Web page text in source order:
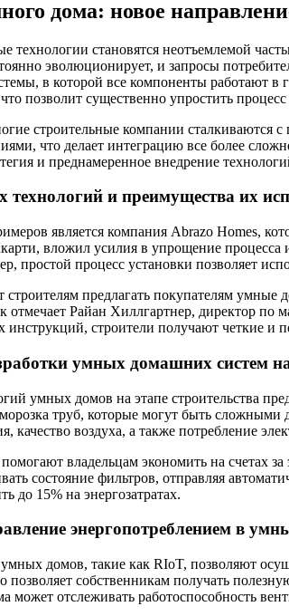
дома: новое
технологии становятся неотъемлемой
эволюционирует, и запросы
в которой все компоненты работают
позволит существенно упростить
строительные компании сталкиваются
что делает интеграцию все более
и преднамеренное внедрение
и преимущества их
является компания Abrazo Homes,
вложил усилия в упрощение процесса
простой процесс установки позволяет
строителям предлагать покупателям
отмечает Райан Хиллгартнер, директор по
строители получают четкие и
умных домашних систем на
умных домов на этапе строительства
труб, которые могут быть сложными
качество воздуха, а также потребление
владельцам экономить на счетах
состояние фильтров, отправляя
до 15% на энергозатратах.
энергопотреблением в
домов, такие как RIoT, позволяют
позволяет собственникам получать
может отслеживать работоспособность